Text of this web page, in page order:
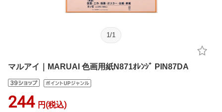
1 /1
マルアイ｜MARUAI 色画用紙N871ｵﾚﾝｼﾞ PIN87DA
244 円(税込)